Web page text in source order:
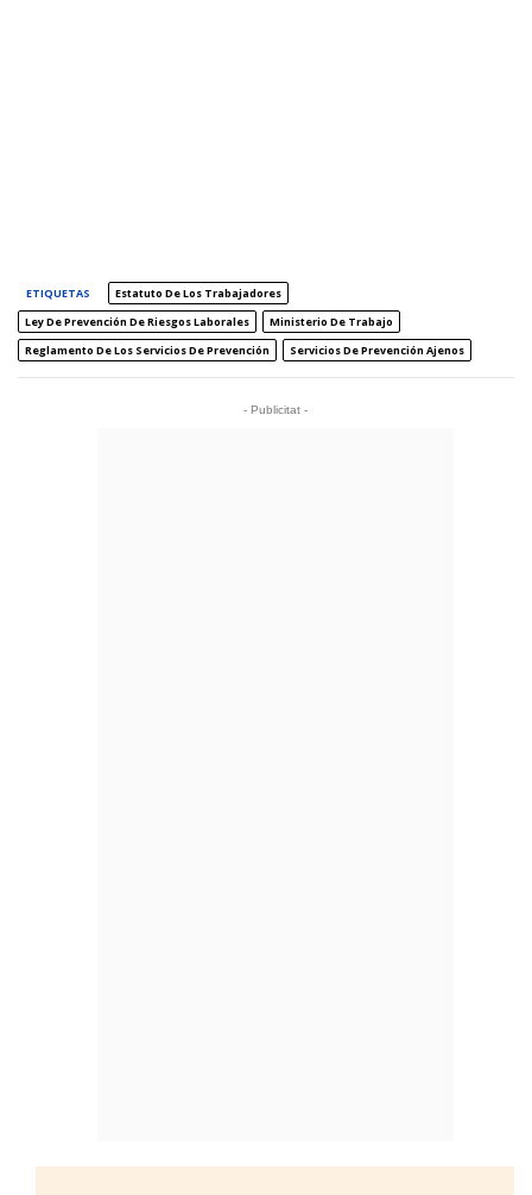
ETIQUETAS
Estatuto De Los Trabajadores
Ley De Prevención De Riesgos Laborales
Ministerio De Trabajo
Reglamento De Los Servicios De Prevención
Servicios De Prevención Ajenos
- Publicitat -